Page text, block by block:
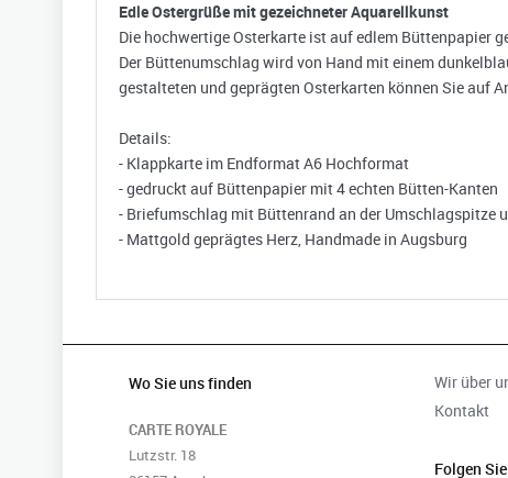
Edle Ostergrüße mit gezeichneter Aquarellkunst
Die hochwertige Osterkarte ist auf edlem Büttenpapier
Der Büttenumschlag wird von Hand mit einem
gestalteten und geprägten Osterkarten können Sie auf
Details:
- Klappkarte im Endformat A6 Hochformat
- gedruckt auf Büttenpapier mit 4 echten Bütten-Kanten
- Briefumschlag mit Büttenrand an der Umschlagspitze
- Mattgold geprägtes Herz, Handmade in Augsburg
Wo Sie uns finden
CARTE ROYALE
Lutzstr. 18
Wir über
Kontakt
Folgen